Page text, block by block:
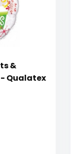
&
- Qualatex